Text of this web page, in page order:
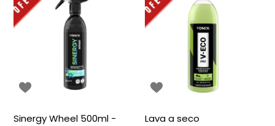
Sinergy Wheel 500ml -
Lava a seco